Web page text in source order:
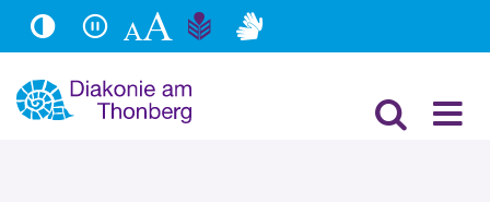
Hauptinhalt
Fußbereich